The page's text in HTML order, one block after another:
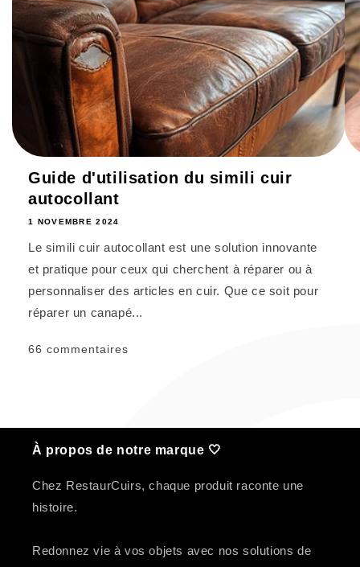
Guide d'utilisation du simili cuir
autocollant
1 NOVEMBRE 2024
Le simili cuir autocollant est une solution innovante
et pratique pour ceux qui cherchent à réparer ou à
personnaliser des articles en cuir. Que ce soit pour
réparer un canapé...
66 commentaires
À propos de notre marque 🤍
Chez RestaurCuirs, chaque produit raconte une
histoire.
Redonnez vie à vos objets avec nos solutions de